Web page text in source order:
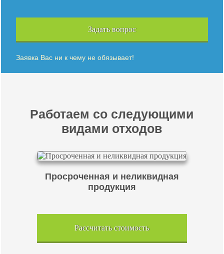
Задать вопрос
Заявка Вас ни к чему не обязывает!
Работаем со следующими
видами отходов
Просроченная и неликвидная
продукция
Рассчитать стоимость